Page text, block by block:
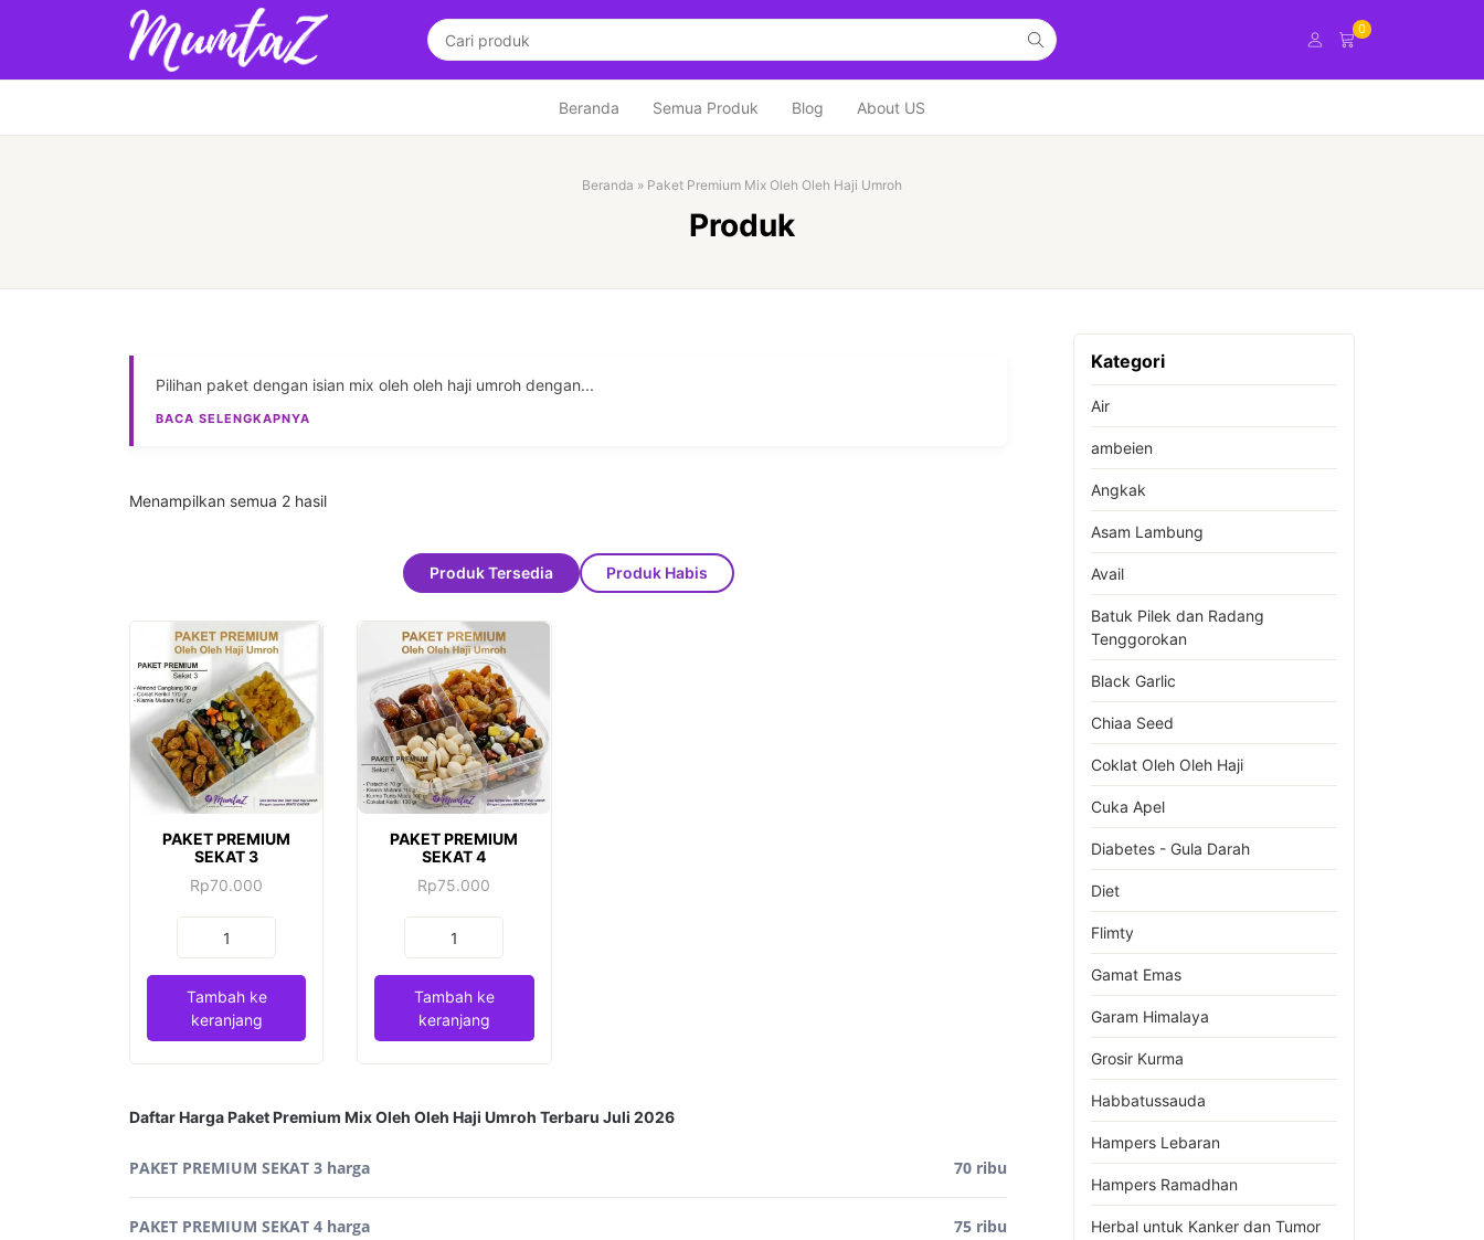
0
Beranda Semua Produk Blog About US
Beranda » Paket Premium Mix Oleh Oleh Haji Umroh
Produk
Pilihan paket dengan isian mix oleh oleh haji umroh dengan...
BACA SELENGKAPNYA
Menampilkan semua 2 hasil
Produk Tersedia Produk Habis
PAKET PREMIUM
SEKAT 3
Rp70.000
Kuantitas
PAKET
PREMIUM
SEKAT
Tambah ke
keranjang
PAKET PREMIUM
SEKAT 4
Rp75.000
Kuantitas
PAKET
PREMIUM
SEKAT
Tambah ke
keranjang
Daftar Harga Paket Premium Mix Oleh Oleh Haji Umroh Terbaru Juli 2026
PAKET PREMIUM SEKAT 3 harga 70 ribu
PAKET PREMIUM SEKAT 4 harga 75 ribu
Kategori
Air
ambeien
Angkak
Asam Lambung
Avail
Batuk Pilek dan Radang
Tenggorokan
Black Garlic
Chiaa Seed
Coklat Oleh Oleh Haji
Cuka Apel
Diabetes - Gula Darah
Diet
Flimty
Gamat Emas
Garam Himalaya
Grosir Kurma
Habbatussauda
Hampers Lebaran
Hampers Ramadhan
Herbal untuk Kanker dan Tumor